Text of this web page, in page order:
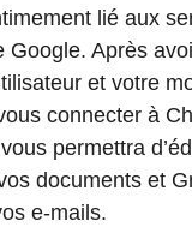
lié aux
Google. Après
et votre
connecter à
permettra
documents et
e-mails.